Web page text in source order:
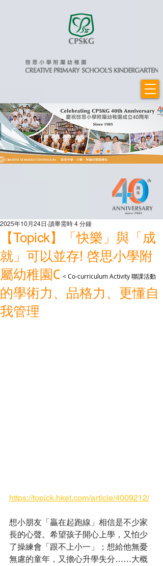
【Topick】「快樂」與「成
就」可以並存! 啓思小學附
屬幼稚園CPSKG成就孩子
的學術力、品格力、更懂自
我管理
2025年10月24日 讀畢需時 4 分鐘
https://topick.hket.com/article/4009212/
想小朋友「贏在起跑線」相信是不少家
長的心聲。希望孩子開心上學，又怕少
了操練會「跟不上小一」；想給他無憂
無慮的童年，又擔心升學失分……大概
< Co-curriculum Activity 聯課活動